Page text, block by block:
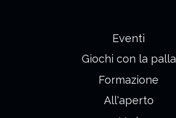
Eventi
Giochi con la palla
Formazione
All'aperto